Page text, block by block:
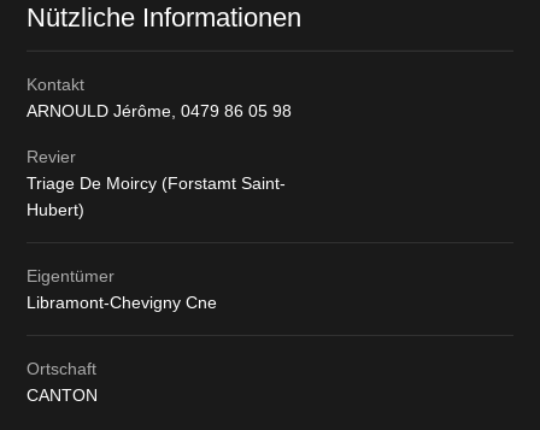
Nützliche Informationen
Kontakt
ARNOULD Jérôme,0479 86 05 98
Revier
Triage De Moircy (Forstamt Saint-
Hubert)
Eigentümer
Libramont-Chevigny Cne
Ortschaft
CANTON